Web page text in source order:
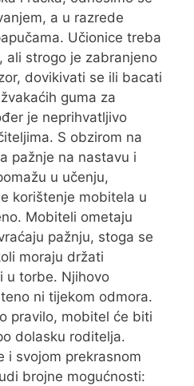
a u razrede
Učionice treba
ali strogo je zabranjeno
dovikivati se ili bacati
guma za
je neprihvatljivo
S obzirom na
pažnje na nastavu i
u učenju,
korištenje mobitela u
Mobiteli ometaju
pažnju, stoga se
moraju držati
u torbe. Njihovo
ni tijekom odmora.
pravilo, mobitel će biti
dolasku roditelja.
i svojom prekrasnom
brojne mogućnosti: